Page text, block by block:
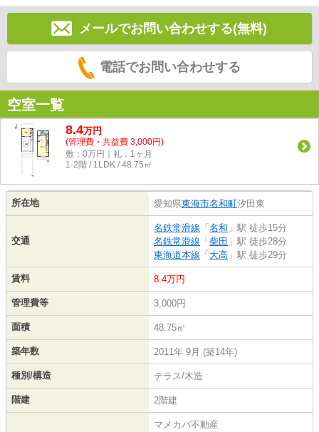
メールでお問い合わせする(無料)
電話でお問い合わせする
空室一覧
8.4万円
(管理費・共益費 3,000円)
敷：0万円｜礼：1ヶ月
1-2階 / 1LDK / 48.75㎡
所在地 愛知県東海市名和町汐田東
交通
名鉄常滑線 「 名和 」駅 徒歩15分
名鉄常滑線 「 柴田 」駅 徒歩28分
東海道本線 「 大高 」駅 徒歩29分
賃料 8.4万円
管理費等 3,000円
面積 48.75㎡
築年数 2011年 9月 (築14年)
種別/構造 テラス/木造
階建 2階建
マメカバ不動産